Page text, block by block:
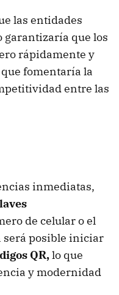
las entidades
garantizaría que los
rápidamente y
fomentaría la
entre las
inmediatas,
de celular o el
será posible iniciar
QR,lo que
y modernidad